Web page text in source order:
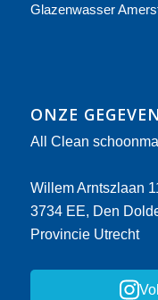
Glazenwasser
ONZE
All Clean
Willem Arntszlaan
3734 EE, Den
Provincie Utrecht